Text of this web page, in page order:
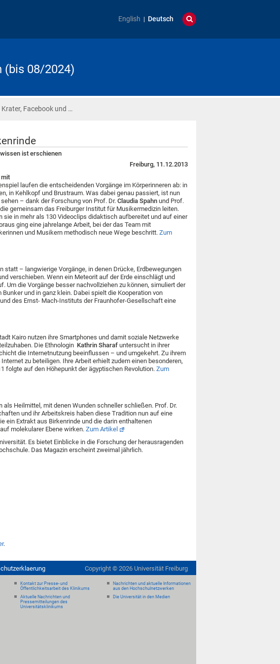
English Deutsch
(bis 08/2024)
Facebook und …
ist erschienen
Freiburg, 11.12.2013
mit
laufen die entscheidenden Vorgänge im Körperinneren ab: in
in Kehlkopf und Brustraum. Was dabei genau passiert, ist nun
– dank der Forschung von Prof. Dr. Claudia Spahn und Prof.
gemeinsam das Freiburger Institut für Musikermedizin leiten.
sie in mehr als 130 Videoclips didaktisch aufbereitet und auf einer
ging eine jahrelange Arbeit, bei der das Team mit
und Musikern methodisch neue Wege beschritt. Zum
– langwierige Vorgänge, in denen Drücke, Erdbewegungen
verschieben. Wenn ein Meteorit auf der Erde einschlägt und
Um die Vorgänge besser nachvollziehen zu können, simuliert der
und in ganz klein. Dabei spielt die Kooperation von
des Ernst- Mach-Instituts der Fraunhofer-Gesellschaft eine
Kairo nutzen ihre Smartphones und damit soziale Netzwerke
Die Ethnologin Kathrin Sharaf untersucht in ihrer
die Internetnutzung beeinflussen – und umgekehrt. Zu ihrem
zu beteiligen. Ihre Arbeit erhielt zudem einen besonderen,
folgte auf den Höhepunkt der ägyptischen Revolution. Zum
Heilmittel, mit denen Wunden schneller schließen. Prof. Dr.
und ihr Arbeitskreis haben diese Tradition nun auf eine
Extrakt aus Birkenrinde und die darin enthaltenen
molekularer Ebene wirken. Zum Artikel
Es bietet Einblicke in die Forschung der herausragenden
Das Magazin erscheint zweimal jährlich.
.
Copyright © 2026 Universität Freiburg
Kontakt zur Presse- und
Öffentlichkeitsarbeit des Klinikums
Aktuelle Nachrichten und
Pressemitteilungen des
Universitätsklinikums
Nachrichten und aktuelle Informationen
aus den Hochschulnetzwerken
Die Universität in den Medien